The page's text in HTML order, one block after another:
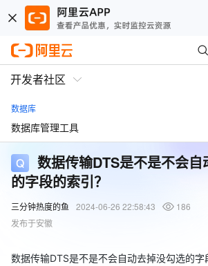
开发者社区
数据库
数据库管理工具
数据传输DTS是不是不会
的字段的索引？
三分钟热度的鱼 2024-06-26 22:58:43
186
发布于安徽
数据传输DTS是不是不会自动去掉没勾选的字